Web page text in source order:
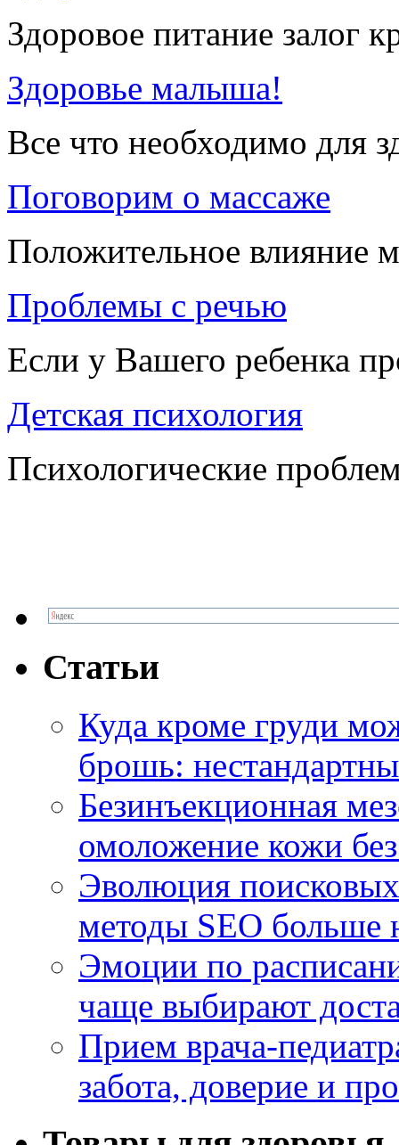
Здоровое питание залог
Здоровье малыша!
Все что необходимо для
Поговорим о массаже
Положительное влияние
Проблемы с речью
Если у Вашего ребенка
Детская психология
Психологические
Статьи
Куда кроме груди
брошь:
Безинъекционная
омоложение кожи
Эволюция
методы SEO больше
Эмоции по
чаще выбирают
Прием врача-
забота, доверие и